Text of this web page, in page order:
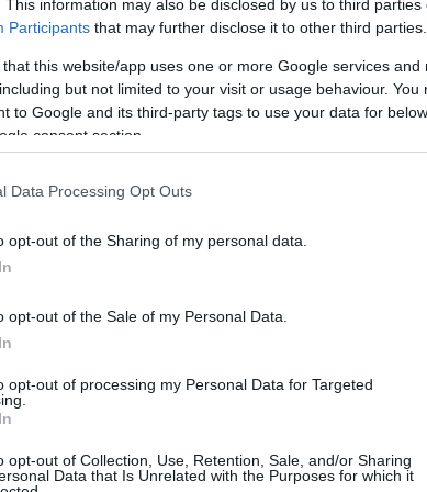
This information may also be disclosed by us to third parties
Participants that may further disclose it to other third parties.
that this website/app uses one or more Google services
but not limited to your visit or usage behaviour. You
to Google and its third-party tags to use your data for
consent section.
Data Processing Opt Outs
opt-out of the Sharing of my personal data.
opt-out of the Sale of my Personal Data.
opt-out of processing my Personal Data for Targeted
opt-out of Collection, Use, Retention, Sale, and/or Sharing
Data that Is Unrelated with the Purposes for which it
kedvenceihez.
is kihívások elé állítja majd.
majd hoznunk, és valami szépet is fogunk
egyedül nem tud mindent finanszírozni
fog lakni, és a Raiffeisenbank
Weiß Weiler játssza hazai mérkőzéseit egy
és ott jelenleg kiesőhelyen áll. Az FV
június 1-jén, szombaton lesz a VfL
érkeznek a magyar válogatott játékosai,